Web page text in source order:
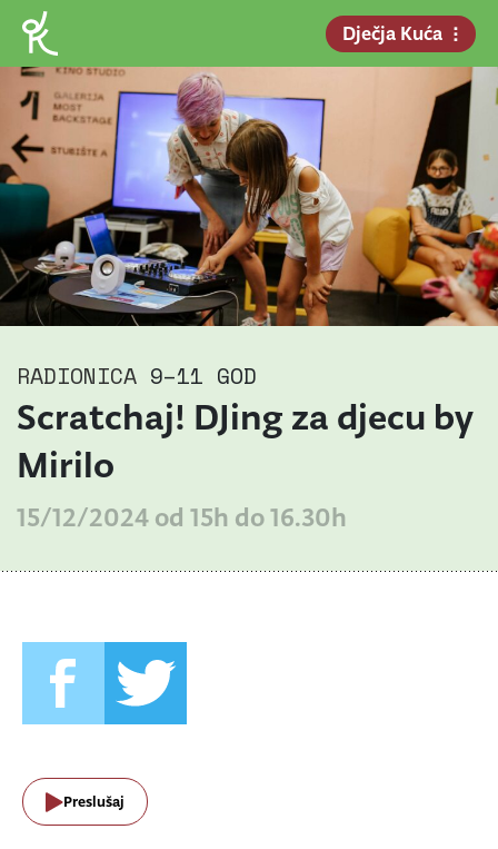
Dječja Kuća
RADIONICA 9–11 GOD
Scratchaj! DJing za djecu by
Mirilo
15/12/2024 od 15h do 16.30h
Preslušaj